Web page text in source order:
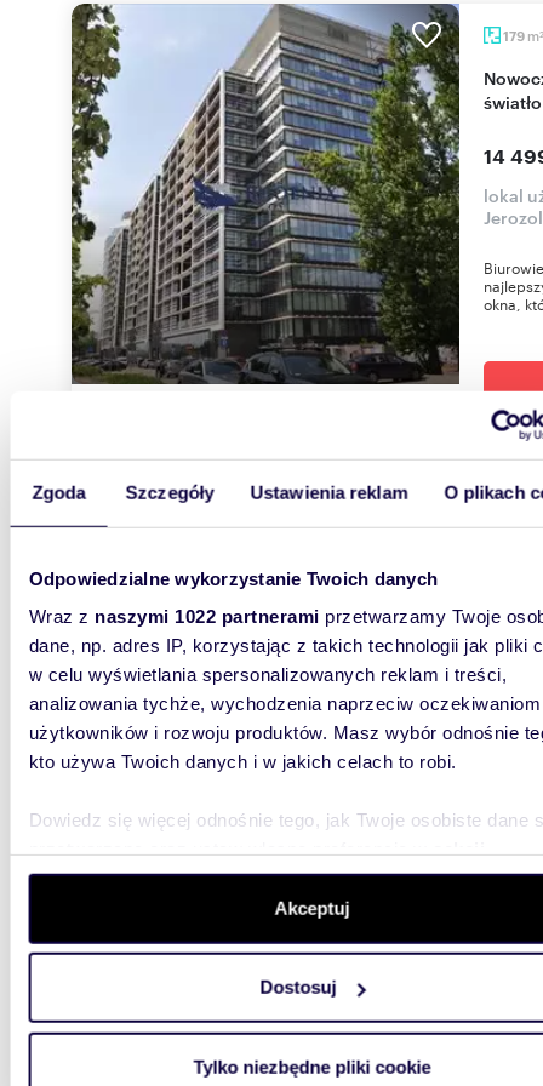
Zgoda Szczegóły Ustawienia reklam O plikach
Odpowiedzialne wykorzystanie Twoich danych
Wraz z naszymi 1022 partnerami przetwarzamy Twoje
dane, np. adres IP, korzystając z takich technologii jak pliki
w celu wyświetlania spersonalizowanych reklam i treści,
analizowania tychże, wychodzenia naprzeciw oczekiwaniom
użytkowników i rozwoju produktów. Masz wybór odnośnie
kto używa Twoich danych i w jakich celach to robi.
Dowiedz się więcej odnośnie tego, jak Twoje osobiste dane
szczegółów. W Deklaracji plików cookie możesz zmienić
wycofać swoją zgodę w dowolnej chwili.
aby oferować funkcje społecznościowe i analizować ruch w
witrynie. Informacje o tym, jak korzystasz z naszej witryny,
analitycznym. Partnerzy mogą połączyć te informacje z
Akceptuj
Dostosuj
Tylko niezbędne pliki cookie
179 m2
Nowoczesny biurowiec na Ochocie, 14600 m²,
14
lokal
okna,
293m
16
lokal
z